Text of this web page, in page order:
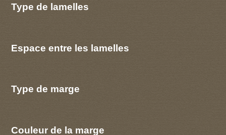
Type de lamelles
Espace entre les lamelles
Type de marge
Couleur de la marge